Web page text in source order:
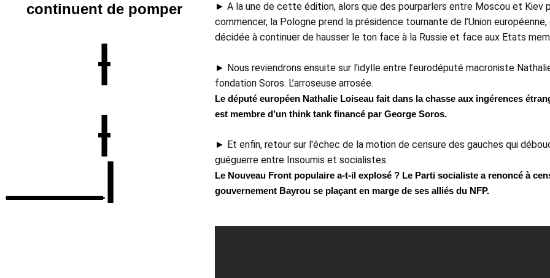
continuent de pomper
|
|
____|
► A la une de cette édition, alors que des pourparlers entre Moscou et Kiev
commencer, la Pologne prend la présidence tournante de l’Union
décidée à continuer de hausser le ton face à la Russie et face aux Etats
► Nous reviendrons ensuite sur l'idylle entre l’eurodéputé macroniste
fondation Soros. L’arroseuse arrosée.
Le député européen Nathalie Loiseau fait dans la chasse aux ingérences
est membre d’un think tank financé par George Soros.
► Et enfin, retour sur l'échec de la motion de censure des gauches qui
guéguerre entre Insoumis et socialistes.
Le Nouveau Front populaire a-t-il explosé ? Le Parti socialiste a renoncé à
gouvernement Bayrou se plaçant en marge de ses alliés du NFP.